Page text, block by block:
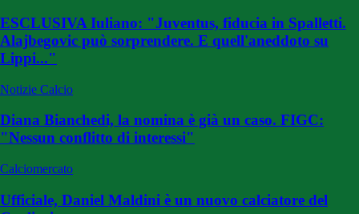
ESCLUSIVA Iuliano: "Juventus, fiducia in Spalletti.
Alajbegovic può sorprendere. E quell'aneddoto su
Lippi..."
Notizie Calcio
Diana Bianchedi, la nomina è già un caso. FIGC:
"Nessun conflitto di interessi"
Calciomercato
Ufficiale, Daniel Maldini è un nuovo calciatore del